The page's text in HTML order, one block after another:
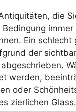
die
Ein schlecht
der
werden,
oder
zierlichen